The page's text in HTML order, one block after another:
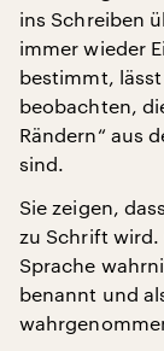
ins Schreiben
immer wieder
bestimmt,
beobachten,
Rändern“ aus
sind.
Sie zeigen,
zu Schrift wird.
Sprache
benannt und